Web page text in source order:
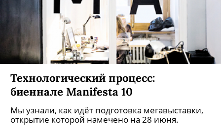
Технологический процесс:
биеннале Manifesta 10
Мы узнали, как идёт подготовка мегавыставки,
открытие которой намечено на 28 июня.